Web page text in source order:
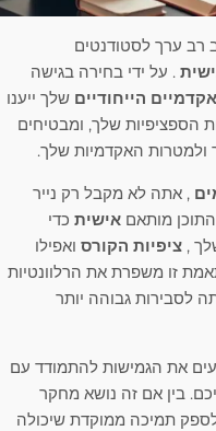
רב ערך לסטודנטים
. על ידי בחירה בגישה
הייחודיים שלך ייענו
הספציפיות שלך, ומבטיחים
ולמטרות האקדמיות שלך.
, אתה לא מקבל רק נייר
מותאם אישית כדי
, ציפיות הקורס ואפילו
זו משפרת את הרלוונטיות
לסבירות גבוהה יותר
את הגמישות להתמודד עם
בין אם זה נושא מחקר
לספק תמיכה ממוקדת שיכולה